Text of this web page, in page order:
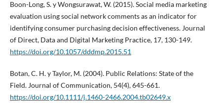
Boon-Long, S. y Wongsurawat, W. (2015). Social media marketing
evaluation using social network comments as an indicator for
identifying consumer purchasing decision effectiveness. Journal
of Direct, Data and Digital Marketing Practice, 17, 130-149.
https://doi.org/10.1057/dddmp.2015.51
Botan, C. H. y Taylor, M. (2004). Public Relations: State of the
Field. Journal of Communication, 54(4), 645-661.
https://doi.org/10.1111/j.1460-2466.2004.tb02649.x